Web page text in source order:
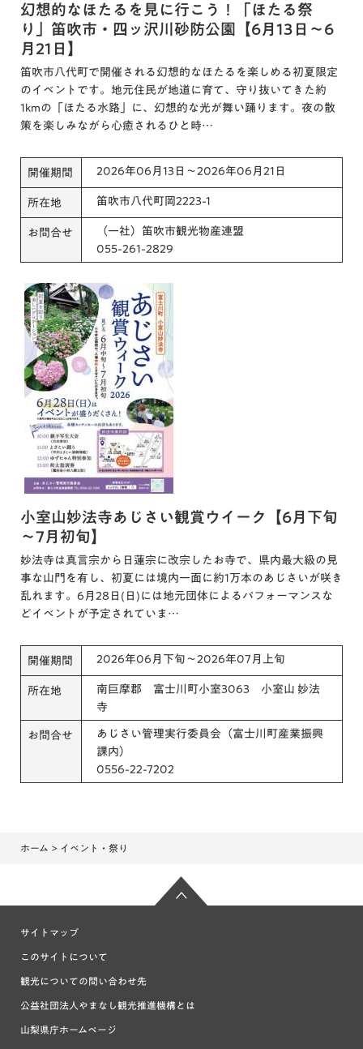
幻想的なほたるを見に行こう！「ほたる祭
り」笛吹市・四ッ沢川砂防公園【6月13日～6
月21日】
笛吹市八代町で開催される幻想的なほたるを楽しめる初夏限定
のイベントです。地元住民が地道に育て、守り抜いてきた約
1kmの「ほたる水路」に、幻想的な光が舞い踊ります。夜の散
策を楽しみながら心癒されるひと時…
開催期間 2026年06月13日～2026年06月21日
所在地 笛吹市八代町岡2223-1
お問合せ
（一社）笛吹市観光物産連盟
055-261-2829
小室山妙法寺あじさい観賞ウイーク【6月下旬
～7月初旬】
妙法寺は真言宗から日蓮宗に改宗したお寺で、県内最大級の見
事な山門を有し、初夏には境内一面に約1万本のあじさいが咲き
乱れます。6月28日(日)には地元団体によるパフォーマンスな
どイベントが予定されていま…
開催期間 2026年06月下旬～2026年07月上旬
所在地
南巨摩郡 富士川町小室3063 小室山 妙法
寺
お問合せ
あじさい管理実行委員会（富士川町産業振興
課内）
0556-22-7202
ホーム > イベント・祭り
サイトマップ
このサイトについて
観光についての問い合わせ先
公益社団法人やまなし観光推進機構とは
山梨県庁ホームページ